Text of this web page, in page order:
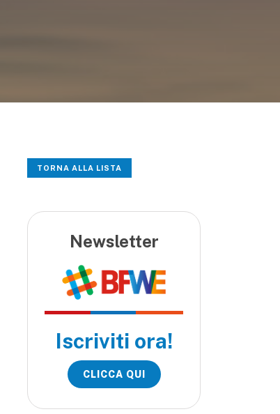
TORNA ALLA LISTA
Newsletter
Iscriviti ora!
CLICCA QUI